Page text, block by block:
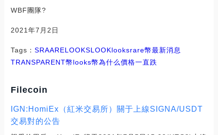
WBF團隊?
2021年7月2日
Tags： SRAARELOOKSLOOKlooksrare幣最新消息
TRANSPARENT幣looks幣為什么價格一直跌
Filecoin
IGN:HomiEx（紅米交易所）關于上線SIGNA/USDT
交易對的公告